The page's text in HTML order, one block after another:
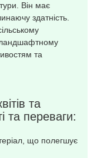
Він має
здатність.
ландшафтному
та
та
та переваги:
що полегшує